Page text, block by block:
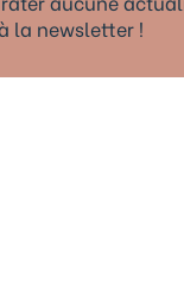
la newsletter !